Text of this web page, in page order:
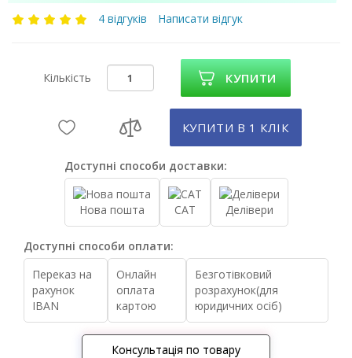
4 відгуків Написати відгук
Кількість КУПИТИ
КУПИТИ В 1 КЛIК
Доступні способи доставки:
Нова пошта САТ Делівери
Доступні способи оплати:
Переказ на
рахунок
IBAN
Онлайн
оплата
картою
Безготівковий
розрахунок(для
юридичних осіб)
Консультація по товару